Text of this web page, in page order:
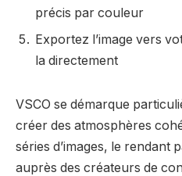
précis par couleur
Exportez l’image vers
la directement
VSCO se démarque
créer des atmosphères
séries d’images, le rendant
auprès des créateurs de